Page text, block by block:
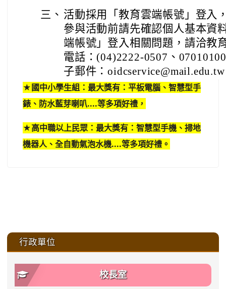
三、 活動採用「教育雲端帳號」登入
參與活動前請先確認個人基本資
端帳號」登入相關問題，請洽教
電話：(04)2222-0507、
子郵件：
★國中小學生組：最大獎有：平板電腦、智慧型手
錶、防水藍芽喇叭....等多項好禮，
★高中職以上民眾：最大獎有：智慧型手機、掃地
機器人、全自動氣泡水機....等多項好禮。
::: 行政單位
校長室